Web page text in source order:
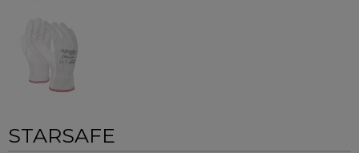
STARSAFE